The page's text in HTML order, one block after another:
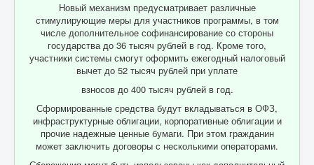
Новый механизм предусматривает различные
стимулирующие меры для участников программы, в том
числе дополнительное софинансирование со стороны
государства до 36 тысяч рублей в год. Кроме того,
участники системы смогут оформить ежегодный налоговый
вычет до 52 тысяч рублей при уплате
взносов до 400 тысяч рублей в год.
Сформированные средства будут вкладываться в ОФЗ,
инфраструктурные облигации, корпоративные облигации и
прочие надежные ценные бумаги. При этом гражданин
может заключить договоры с несколькими операторами.